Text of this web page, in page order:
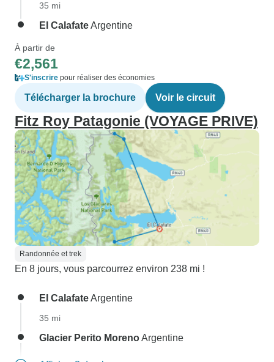
35 mi
El CalafateArgentine
À partir de
€2,561
S'inscrire pour réaliser des économies
Télécharger la brochure Voir le circuit
Fitz Roy Patagonie (VOYAGE PRIVE)
Randonnée et trek
En 8 jours, vous parcourrez environ 238 mi !
El CalafateArgentine
35 mi
Glacier Perito MorenoArgentine